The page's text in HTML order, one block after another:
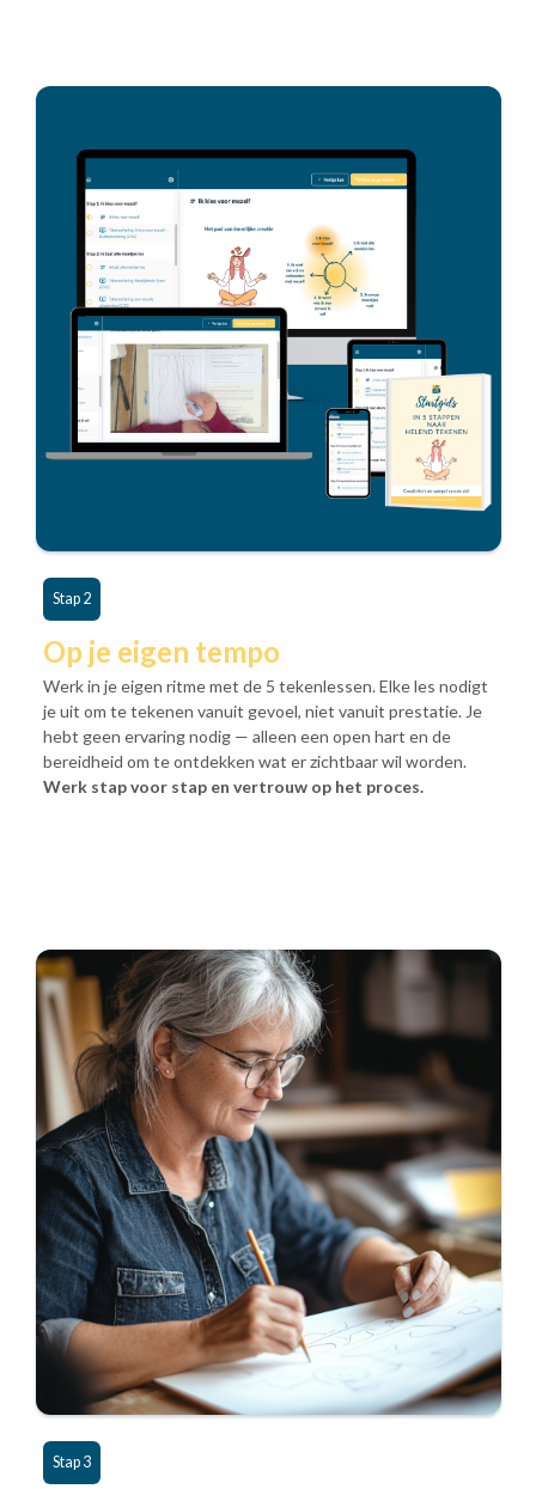
Stap 2
Op je eigen tempo
Werk in je eigen ritme met de 5 tekenlessen. Elke les nodigt
je uit om te tekenen vanuit gevoel, niet vanuit prestatie. Je
hebt geen ervaring nodig — alleen een open hart en de
bereidheid om te ontdekken wat er zichtbaar wil worden.
Werk stap voor stap en vertrouw op het proces.
Stap 3